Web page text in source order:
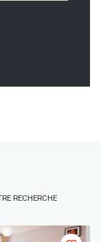
RECHERCHE